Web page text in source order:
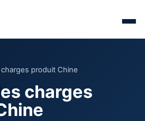
produit Chine
charges